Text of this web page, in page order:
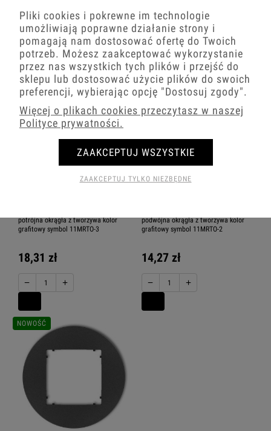
31,67 zł
− +
24,84 zł
− +
potrójna okrągła z tworzywa kolor
grafitowy symbol 11MRTO-3
18,31 zł
− +
NOWOŚĆ
podwójna okrągła z tworzywa kolor
grafitowy symbol 11MRTO-2
14,27 zł
− +
NOWOŚĆ
NOWOŚĆ
Pliki cookies i pokrewne im technologie
umożliwiają poprawne działanie strony i
pomagają nam dostosować ofertę do Twoich
potrzeb. Możesz zaakceptować wykorzystanie
przez nas wszystkich tych plików i przejść do
sklepu lub dostosować użycie plików do swoich
preferencji, wybierając opcję "Dostosuj zgody".
Więcej o plikach cookies przeczytasz w naszej
Polityce prywatności.
ZAAKCEPTUJ TYLKO NIEZBĘDNE
ZAAKCEPTUJ WSZYSTKIE